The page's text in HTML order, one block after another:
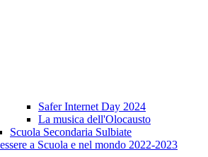
Safer Internet Day 2024
La musica dell'Olocausto
Scuola Secondaria Sulbiate
a Scuola e nel mondo 2022-2023